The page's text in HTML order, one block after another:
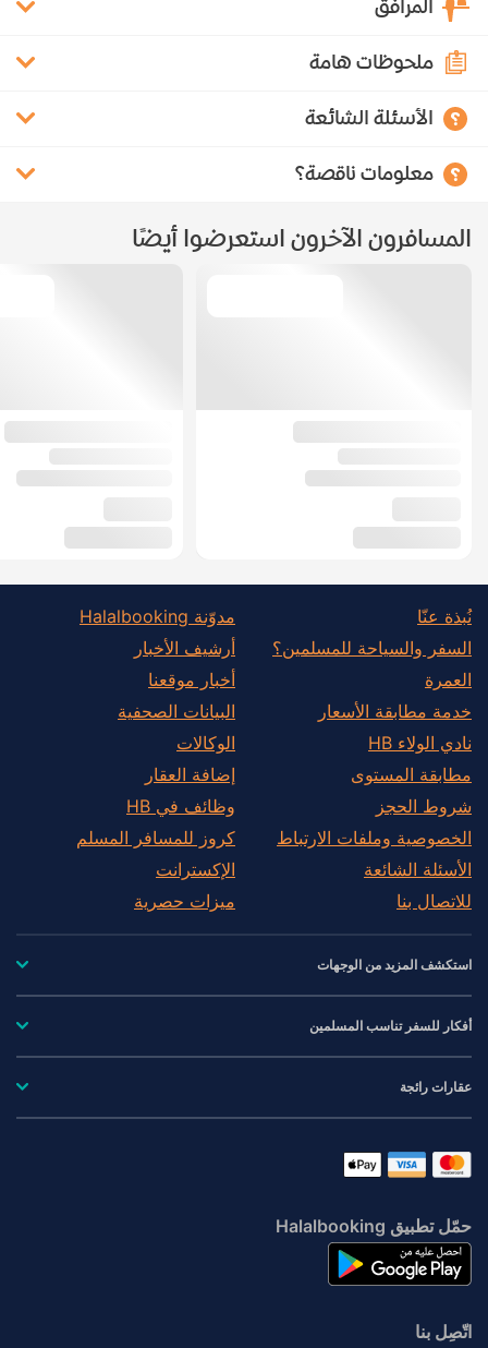
المرافق
ملحوظات هامة
الأسئلة الشائعة
معلومات ناقصة؟
المسافرون الآخرون استعرضوا أيضًا
نُبذة عنّا
السفر والسياحة للمسلمين؟
العمرة
خدمة مطابقة الأسعار
نادي الولاء HB
مطابقة المستوى
شروط الحجز
الخصوصية وملفات الارتباط
الأسئلة الشائعة
للاتصال بنا
مدوّنة Halalbooking
أرشيف الأخبار
أخبار موقعنا
البيانات الصحفية
الوكالات
إضافة العقار
وظائف في HB
كروز للمسافر المسلم
الإكسترانت
ميزات حصرية
استكشف المزيد من الوجهات
أفكار للسفر تناسب المسلمين
عقارات رائجة
حمّل تطبيق Halalbooking
اتّصِل بنا